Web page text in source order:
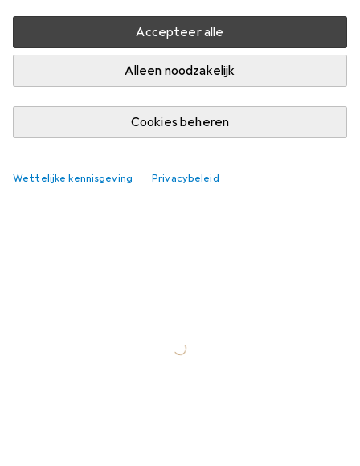
Accepteer alle
Alleen noodzakelijk
Cookies beheren
Wettelijke kennisgeving Privacybeleid